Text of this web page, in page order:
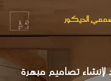
الديكور
تصاميم مبهرة